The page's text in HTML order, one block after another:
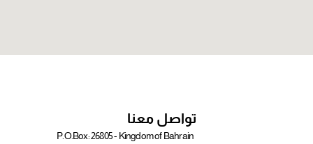
تواصل معنا
P.O.Box: 26805 - Kingdom of Bahrain